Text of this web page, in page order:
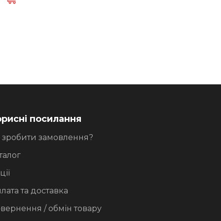
посилання
зробити замовлення?
та доставка
/ обмін товару